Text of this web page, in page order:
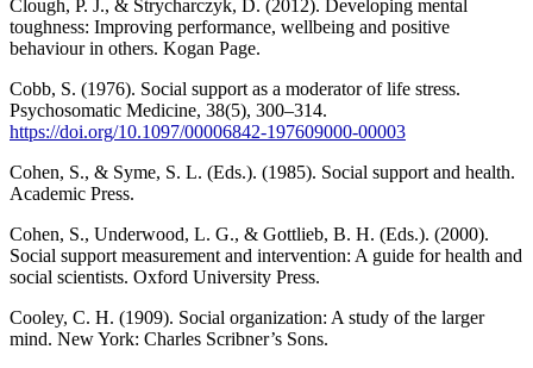
Clough, P. J., & Strycharczyk, D. (2012). Developing mental
toughness: Improving performance, wellbeing and positive
behaviour in others. Kogan Page.
Cobb, S. (1976). Social support as a moderator of life stress.
Psychosomatic Medicine, 38(5), 300–314.
https://doi.org/10.1097/00006842-197609000-00003
Cohen, S., & Syme, S. L. (Eds.). (1985). Social support and health.
Academic Press.
Cohen, S., Underwood, L. G., & Gottlieb, B. H. (Eds.). (2000).
Social support measurement and intervention: A guide for health and
social scientists. Oxford University Press.
Cooley, C. H. (1909). Social organization: A study of the larger
mind. New York: Charles Scribner’s Sons.